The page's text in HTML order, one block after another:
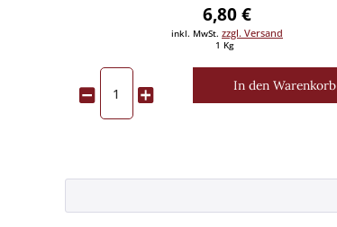
6,80 €
inkl. MwSt. zzgl. Versand
1 Kg
In den Warenkorb